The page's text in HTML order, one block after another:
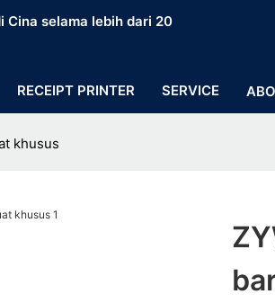
Cina selama lebih dari 20
RECEIPT PRINTER SERVICE
khusus